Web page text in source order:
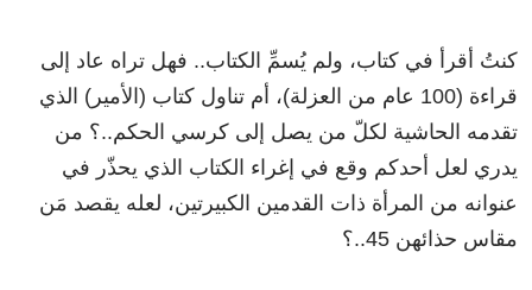
كنتُ أقرأ في كتاب، ولم يُسمِّ الكتاب.. فهل تراه عاد إلى
قراءة (100 عام من العزلة)، أم تناول كتاب (الأمير) الذي
تقدمه الحاشية لكلّ من يصل إلى كرسي الحكم..؟ من
يدري لعل أحدكم وقع في إغراء الكتاب الذي يحذّر في
عنوانه من المرأة ذات القدمين الكبيرتين، لعله يقصد مَن
مقاس حذائهن 45..؟